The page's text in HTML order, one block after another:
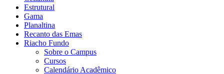
Estrutural
Gama
Planaltina
Recanto das Emas
Riacho Fundo
Sobre o Campus
Cursos
Calendário Acadêmico